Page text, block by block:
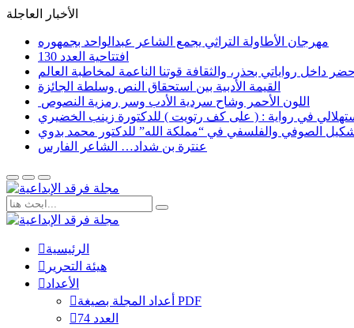
الأخبار العاجلة
مهرجان الأطاولة التراثي يجمع الشاعر عبدالواحد بجمهوره
افتتاحية العدد 130
القيمة الأدبية بين استحقاق النص وسلطة الجائزة
​ اللون الأحمر وشاح سردية الأدب وسر رمزية النصوص
في رواية : ( على كف رتويت ) للدكتورة زينب الخضيري
الصوفي والفلسفي في “مملكة الله” للدكتور محمد بدوي
عنترة بن شداد… الشاعر الفارس
الرئيسية
هيئة التحرير
الأعداد
أعداد المجلة بصيغة PDF
العدد 74